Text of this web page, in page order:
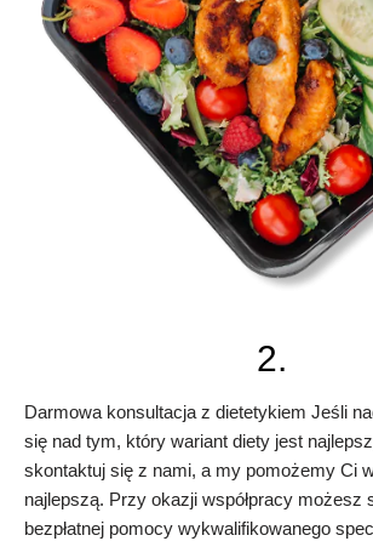
2.
Darmowa konsultacja z dietetykiem Jeśli
się nad tym, który wariant diety jest
skontaktuj się z nami, a my pomożemy Ci
najlepszą. Przy okazji współpracy możesz
bezpłatnej pomocy wykwalifikowanego